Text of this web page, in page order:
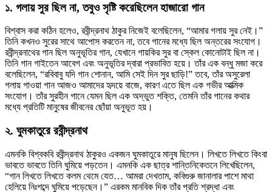
১. গলায় সুর ছিল না, তবুও সৃষ্টি করেছিলেন হাজারো গান
বিশ্বাস করা কঠিন হলেও, রবীন্দ্রনাথ ঠাকুর নিজেই বলেছিলেন, “আমার গলায় সুর নেই।”
তিনি কখনও সুরের সাথে আপোস করতেন না, তবে গানের মধ্যে ছিল অন্তরের সংযোগ।
রবীন্দ্রনাথের গান ছিল অনুভূতির গান, যেখানে গায়কির সুর বা স্কেল কোনোটাই ছিল না।
তিনি গান গাইতেন আবেগ এবং অনুভূতির দ্বারা প্রভাবিত হয়ে। তাঁর এক বন্ধু মজা করে
বলেছিলেন, “রবিবাবু যদি গান শোনান, আমি সেই দিন সুর ছাড়ি!” তবে, তাঁর অসুরেলা
গলায় গাওয়া গান আজও আমাদের হৃদয়ে বাজে, কারণ এতে ছিল এক গভীর আত্মিক
সংযোগ। তাঁর সুরহীন গানে যেমন ছিল এক অদ্ভুত শক্তি, তেমনি তাঁর গানের কথার
মধ্যে প্রতিটি মানুষের জীবনের ছোঁয়া অনুভূত হয়।
২. ঘুমকাতুরে রবীন্দ্রনাথ
এমনকি বিশ্বকবি রবীন্দ্রনাথ ঠাকুরও একজন ঘুমকাতুরে মানুষ ছিলেন। লিখতে লিখতে কিংবা
ভাবতে ভাবতে তিনি ঘুমিয়ে পড়তেন। এমনকি এক ছাত্র শান্তিনিকেতনে লিখেছিলেন,
“গান লিখতে লিখতে কলম থেমে যেত… আমরা দেখতাম, কবিগুরু জানালার পাশে মাথা
হেলিয়ে নিঃশব্দে ঘুমিয়ে পড়েছেন।” এরকম মানবিক দিক তাঁর প্রতি শ্রদ্ধা এবং